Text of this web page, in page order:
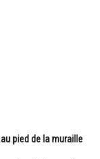
pied de la muraille